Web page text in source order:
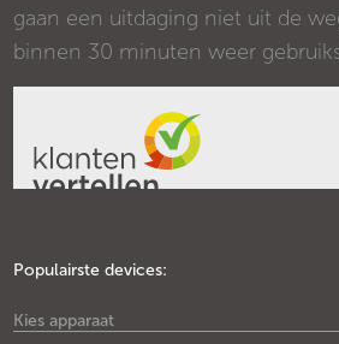
gaan een uitdaging niet uit de
binnen 30 minuten weer
Populairste devices:
Kies apparaat